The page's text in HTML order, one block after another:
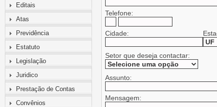
Editais
Atas
Previdência
Estatuto
Legislação
Juridico
Prestação de Contas
Convênios
Telefone:
Cidade:
Setor que deseja contactar:
Assunto:
Mensagem: